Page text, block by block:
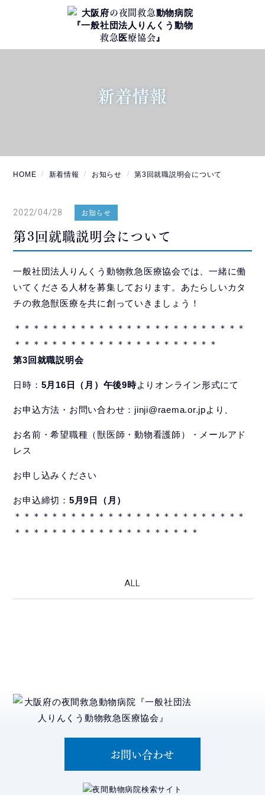
新着情報
HOME 新着情報 お知らせ 第3回就職説明会について
2022/04/28 お知らせ
第3回就職説明会について
一般社団法人りんくう動物救急医療協会では、一緒に働
いてくださる人材を募集しております。あたらしいカタ
チの救急獣医療を共に創っていきましょう！
＊＊＊＊＊＊＊＊＊＊＊＊＊＊＊＊＊＊＊＊＊＊＊＊＊
＊＊＊＊＊＊＊＊＊＊＊＊＊＊＊＊＊＊＊＊＊＊
第3回就職説明会
日時： 5月16日（月）午後9時よりオンライン形式にて
お申込方法・お問い合わせ：jinji@raema.or.jpより、
お名前・希望職種（獣医師・動物看護師）・メールアド
レス
お申し込みください
お申込締切： 5月9日（月）
＊＊＊＊＊＊＊＊＊＊＊＊＊＊＊＊＊＊＊＊＊＊＊＊＊
＊＊＊＊＊＊＊＊＊＊＊＊＊＊＊＊＊＊＊＊
ALL
お問い合わせ